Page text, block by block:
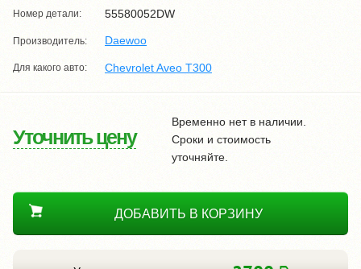
Номер детали: 55580052DW
Производитель: Daewoo
Для какого авто: Chevrolet Aveo T300
Уточнить цену
Временно нет в наличии.
Сроки и стоимость
уточняйте.
ДОБАВИТЬ В КОРЗИНУ